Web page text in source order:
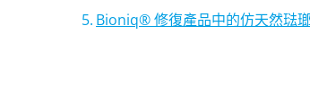
Bioniq® 修復產品中的仿天然琺